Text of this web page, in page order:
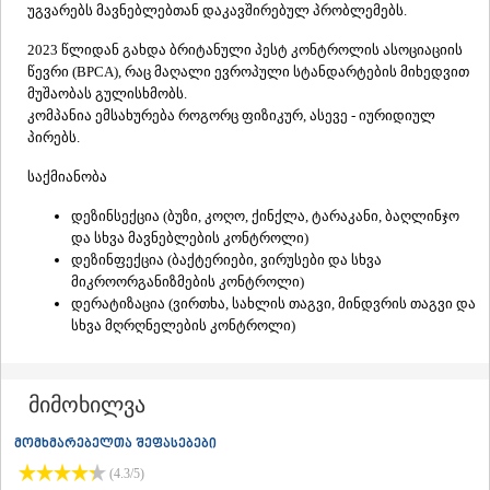
ᲐᲓᲘᲒᲔᲜᲘ
ᲐᲡᲞᲘᲜᲫᲐ
ᲐᲮᲐᲚᲥᲐᲚᲐᲥᲘ
ᲐᲮᲐᲚᲪᲘᲮᲔ
ᲑᲝᲠᲯᲝᲛᲘ
ᲜᲘᲜᲝᲬᲛᲘᲜᲓᲐ
ᲑᲐᲙᲣᲠᲘᲐᲜᲘ
ᲥᲕᲔᲛᲝ ᲥᲐᲠᲗᲚᲘ
ᲑᲝᲚᲜᲘᲡᲘ
ᲒᲐᲠᲓᲐᲑᲐᲜᲘ
ᲓᲛᲐᲜᲘᲡᲘ
ᲗᲔᲗᲠᲘᲬᲧᲐᲠᲝ
ᲛᲐᲠᲜᲔᲣᲚᲘ
ᲨᲘᲓᲐ ᲥᲐᲠᲗᲚᲘ
ᲙᲐᲡᲞᲘ
ᲥᲐᲠᲔᲚᲘ
უგვარებს მავნებლებთან დაკავშირებულ პრობლემებს.
2023 წლიდან გახდა ბრიტანული პესტ კონტროლის ასოციაციის
წევრი (BPCA), რაც მაღალი ევროპული სტანდარტების მიხედვით
მუშაობას გულისხმობს.
კომპანია ემსახურება როგორც ფიზიკურ, ასევე - იურიდიულ
პირებს.
საქმიანობა
დეზინსექცია (ბუზი, კოღო, ქინქლა, ტარაკანი, ბაღლინჯო
და სხვა მავნებლების კონტროლი)
დეზინფექცია (ბაქტერიები, ვირუსები და სხვა
მიკროორგანიზმების კონტროლი)
დერატიზაცია (ვირთხა, სახლის თაგვი, მინდვრის თაგვი და
სხვა მღრღნელების კონტროლი)
მიმოხილვა
მომხმარებელთა შეფასებები
(4.3/5)